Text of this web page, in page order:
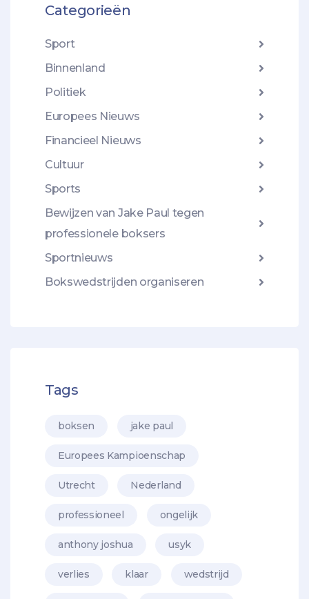
Categorieën
Sport
Binnenland
Politiek
Europees Nieuws
Financieel Nieuws
Cultuur
Sports
Bewijzen van Jake Paul tegen
professionele boksers
Sportnieuws
Bokswedstrijden organiseren
Tags
boksen jake paul
Europees Kampioenschap
Utrecht Nederland
professioneel ongelijk
anthony joshua usyk
verlies klaar wedstrijd